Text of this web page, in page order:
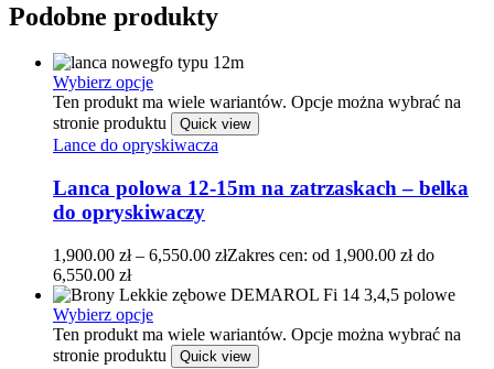
Podobne produkty
Wybierz opcje
Ten produkt ma wiele wariantów. Opcje można wybrać na
stronie produktu
Quick view
Lance do opryskiwacza
Lanca polowa 12-15m na zatrzaskach – belka
do opryskiwaczy
1,900.00 zł – 6,550.00 złZakres cen: od 1,900.00 zł do
6,550.00 zł
Wybierz opcje
Ten produkt ma wiele wariantów. Opcje można wybrać na
stronie produktu
Quick view